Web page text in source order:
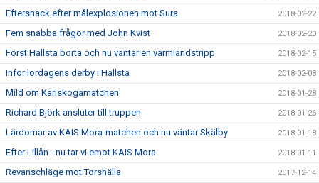
Eftersnack efter målexplosionen mot Sura 2018-02-22
Fem snabba frågor med John Kvist 2018-02-20
Först Hallsta borta och nu väntar en värmlandstripp 2018-02-15
Inför lördagens derby i Hallsta 2018-02-08
Mild om Karlskogamatchen 2018-01-28
Richard Björk ansluter till truppen 2018-01-26
Lärdomar av KAIS Mora-matchen och nu väntar Skälby 2018-01-18
Efter Lillån - nu tar vi emot KAIS Mora 2018-01-11
Revanschläge mot Torshälla 2017-12-14